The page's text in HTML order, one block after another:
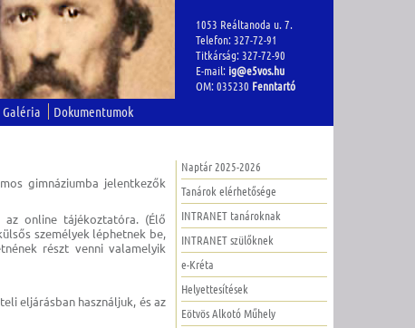
1053 Reáltanoda u. 7.
Telefon: 327-72-91
Titkárság: 327-72-90
E-mail: ig@e5vos.hu
OM: 035230 Fenntartó
Galéria Dokumentumok
gimnáziumba jelentkezők
online tájékoztatóra. (Élő
személyek léphetnek be,
részt venni valamelyik
eljárásban használjuk, és az
Naptár 2025-2026
Tanárok elérhetősége
INTRANET tanároknak
INTRANET szülőknek
e-Kréta
Helyettesítések
Eötvös Alkotó Műhely